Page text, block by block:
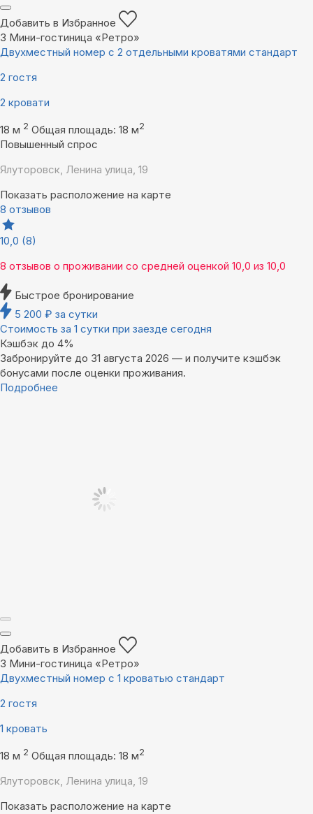
Добавить в Избранное
3 Мини-гостиница «Ретро»
Двухместный номер с 2 отдельными кроватями стандарт
2 гостя
2 кровати
18 м 2 Общая площадь: 18 м2
Повышенный спрос
Ялуторовск, Ленина улица, 19
Показать расположение на карте
8 отзывов
10,0 (8)
8 отзывов о проживании со средней оценкой 10,0 из 10,0
Быстрое бронирование
5 200 ₽ за сутки
Стоимость за 1 сутки при заезде сегодня
Кэшбэк до 4%
Забронируйте до 31 августа 2026 — и получите кэшбэк
бонусами после оценки проживания.
Подробнее
Добавить в Избранное
3 Мини-гостиница «Ретро»
Двухместный номер с 1 кроватью стандарт
2 гостя
1 кровать
18 м 2 Общая площадь: 18 м2
Ялуторовск, Ленина улица, 19
Показать расположение на карте